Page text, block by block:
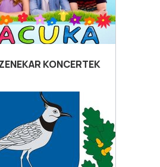
KONCERTEK